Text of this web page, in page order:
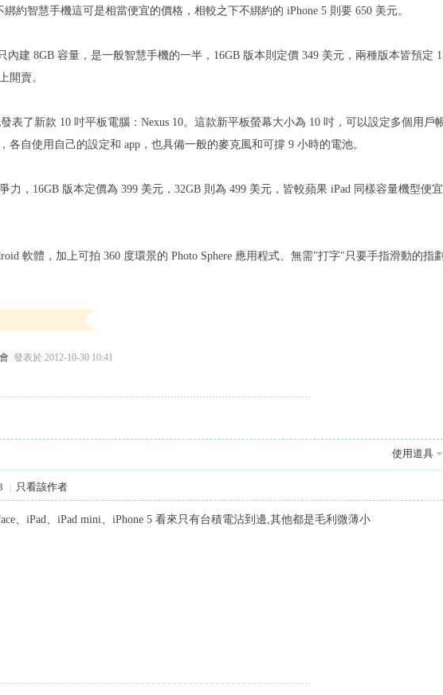
綁約智慧手機這可是相當便宜的價格，相較之下不綁約的 iPhone 5 則要 650 美元。
內建 8GB 容量，是一般智慧手機的一半，16GB 版本則定價 349 美元，兩種版本皆預定
開賣。
表了新款 10 吋平板電腦：Nexus 10。這款新平板螢幕大小為 10 吋，可以設定多個用戶
各自使用自己的設定和 app，也具備一般的麥克風和可撐 9 小時的電池。
力，16GB 版本定價為 399 美元，32GB 則為 499 美元，皆較蘋果 iPad 同樣容量機型便
軟體，加上可拍 360 度環景的 Photo Sphere 應用程式、無需"打字"只要手指滑動的指
發表於 2012-10-30 10:41
使用道具
| 只看該作者
、iPad、iPad mini、iPhone 5 看來只有台積電沾到邊,其他都是毛利微薄小